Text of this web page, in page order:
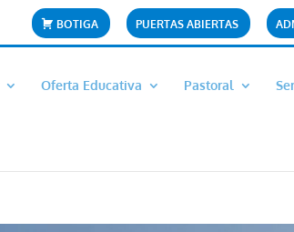
BOTIGA PUERTAS ABIERTAS
Oferta Educativa Pastoral